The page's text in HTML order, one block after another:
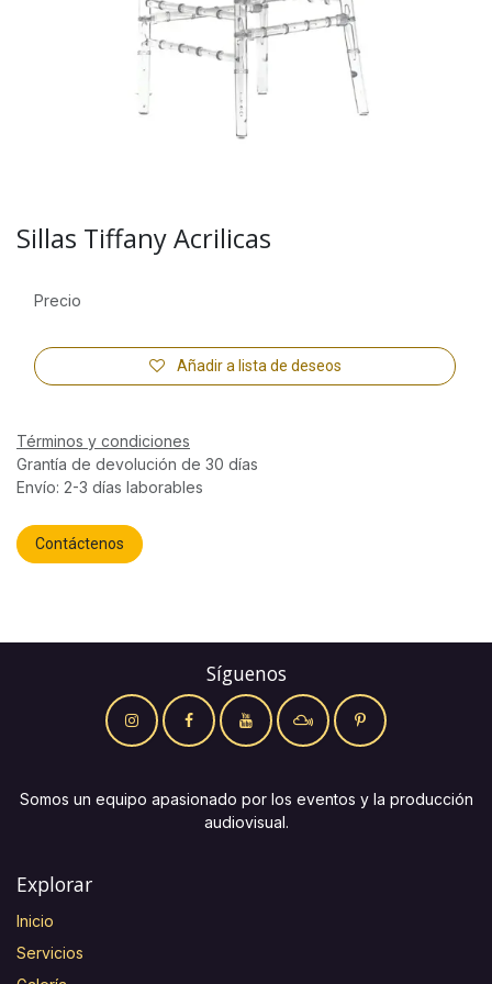
Sillas Tiffany Acrilicas
Añadir a lista de deseos
Precio
Términos y condiciones
Grantía de devolución de 30 días
Envío: 2-3 días laborables
Contáctenos
Síguenos
Somos un equipo apasionado por los eventos y la producción
audiovisual.
Explorar
Inicio
Servicios